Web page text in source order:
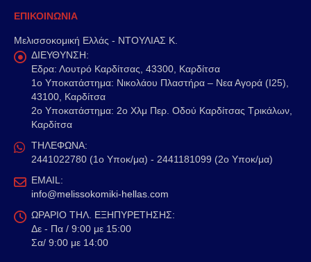
ΕΠΙΚΟΙΝΩΝΙΑ
Μελισσοκομική Ελλάς - ΝΤΟΥΛΙΑΣ Κ.
ΔΙΕΥΘΥΝΣΗ:
Εδρα: Λουτρό Καρδίτσας, 43300, Καρδίτσα
1o Υποκατάστημα: Νικολάου Πλαστήρα – Νεα Αγορά (Ι25),
43100, Καρδίτσα
2o Υποκατάστημα: 2ο Χλμ Περ. Οδού Καρδίτσας Τρικάλων,
Καρδίτσα
ΤΗΛΕΦΩΝΑ:
2441022780 (1ο Υποκ/μα) - 2441181099 (2ο Υποκ/μα)
EMAIL:
info@melissokomiki-hellas.com
ΩΡΑΡΙΟ ΤΗΛ. ΕΞΗΠΥΡΕΤΗΣΗΣ:
Δε - Πα / 9:00 με 15:00
Σα/ 9:00 με 14:00